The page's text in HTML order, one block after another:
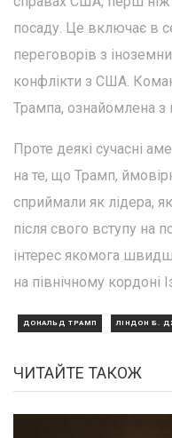
посаду. Це включає в
переговорів з
конфлікти з США.
Трампа, ознайомлена
Проте деякі сучасні
на те, що Трамп,
сприймали як лідера,
після свого вступу на
інтерес якомога
на північному кордоні
ДОНАЛЬД ТРАМП ЛІНДОН Б.
ЧИТАЙТЕ ТАКОЖ